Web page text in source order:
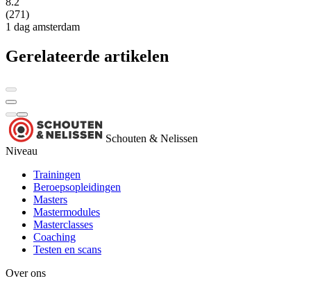
(271)
1 dag amsterdam
Gerelateerde artikelen
Schouten & Nelissen
Niveau
Trainingen
Beroepsopleidingen
Masters
Mastermodules
Masterclasses
Coaching
Testen en scans
Over ons